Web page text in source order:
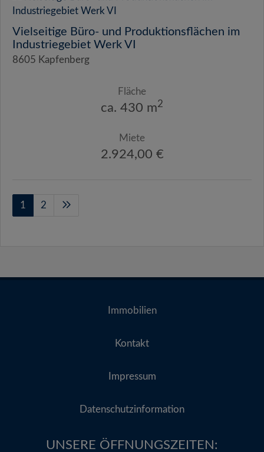
Vielseitige Büro- und Produktionsflächen im
Industriegebiet Werk VI
8605 Kapfenberg
Fläche
ca. 430 m2
Miete
2.924,00 €
1 2
Immobilien
Kontakt
Impressum
Datenschutzinformation
UNSERE ÖFFNUNGSZEITEN:​